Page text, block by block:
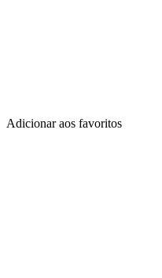
Adicionar aos favoritos